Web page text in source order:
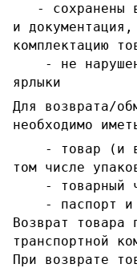
- сохранены
и
комплектацию
- не
ярлыки
Для возврата/
необходимо
- товар (и
том числе
- товарный
- паспорт и
Возврат товара
транспортной
При возврате